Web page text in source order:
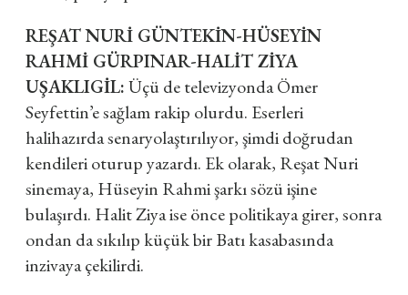
REŞAT NURİ GÜNTEKİN-HÜSEYİN
RAHMİ GÜRPINAR-HALİT ZİYA
UŞAKLIGİL:Üçü de televizyonda Ömer
Seyfettin’e sağlam rakip olurdu. Eserleri
halihazırda senaryolaştırılıyor, şimdi doğrudan
kendileri oturup yazardı. Ek olarak, Reşat Nuri
sinemaya, Hüseyin Rahmi şarkı sözü işine
bulaşırdı. Halit Ziya ise önce politikaya girer, sonra
ondan da sıkılıp küçük bir Batı kasabasında
inzivaya çekilirdi.